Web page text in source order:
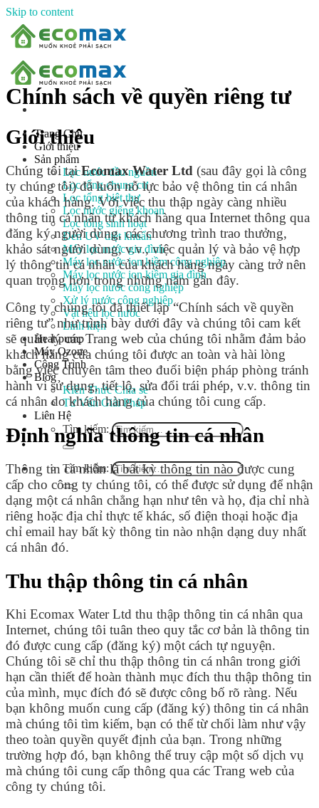
Skip to content
Trang Chủ
Giới thiệu
Sản phẩm
Lọc nước đầu nguồn
Lọc tổng chung cư
Lọc tổng biệt thự
Lọc nước giếng khoan
Lọc tổng sinh hoạt
Đèn UV diệt khuẩn
Máy lọc nước gia đình
Máy lọc nước ion kiềm công nghiệp
Máy lọc nước ion kiềm gia đình
Máy lọc nước công nghiệp
Xử lý nước công nghiệp
Vật liệu lọc nước
Linh kiện
Heat pump
Máy Ozone
Công Trình
Blog
Kiến Thức Chia sẻ
Tư Vấn Giải Pháp
Liên Hệ
Tìm kiếm:
Tìm kiếm:
Chính sách về quyền riêng tư
Giới thiệu
Chúng tôi tạiEcomax Water Ltd (sau đây gọi là công
ty chúng tôi) đã luôn nỗ lực bảo vệ thông tin cá nhân
của khách hàng. Với việc thu thập ngày càng nhiều
thông tin cá nhân từ khách hàng qua Internet thông qua
đăng ký người dùng, các chương trình trao thưởng,
khảo sát người dùng, v.v., việc quản lý và bảo vệ hợp
lý thông tin cá nhân của khách hàng ngày càng trở nên
quan trọng hơn trong những năm gần đây.
Công ty chúng tôi đã thiết lập “Chính sách về quyền
riêng tư” như trình bày dưới đây và chúng tôi cam kết
sẽ quản lý các Trang web của chúng tôi nhằm đảm bảo
khách hàng của chúng tôi được an toàn và hài lòng
bằng việc chuyên tâm theo đuổi biện pháp phòng tránh
hành vi sử dụng, tiết lộ, sửa đổi trái phép, v.v. thông tin
cá nhân do khách hàng của chúng tôi cung cấp.
Định nghĩa thông tin cá nhân
Thông tin cá nhân là bất kỳ thông tin nào được cung
cấp cho công ty chúng tôi, có thể được sử dụng để nhận
dạng một cá nhân chẳng hạn như tên và họ, địa chỉ nhà
riêng hoặc địa chỉ thực tế khác, số điện thoại hoặc địa
chỉ email hay bất kỳ thông tin nào nhận dạng duy nhất
cá nhân đó.
Thu thập thông tin cá nhân
Khi Ecomax Water Ltd thu thập thông tin cá nhân qua
Internet, chúng tôi tuân theo quy tắc cơ bản là thông tin
đó được cung cấp (đăng ký) một cách tự nguyện.
Chúng tôi sẽ chỉ thu thập thông tin cá nhân trong giới
hạn cần thiết để hoàn thành mục đích thu thập thông tin
của mình, mục đích đó sẽ được công bố rõ ràng. Nếu
bạn không muốn cung cấp (đăng ký) thông tin cá nhân
mà chúng tôi tìm kiếm, bạn có thể từ chối làm như vậy
theo toàn quyền quyết định của bạn. Trong những
trường hợp đó, bạn không thể truy cập một số dịch vụ
mà chúng tôi cung cấp thông qua các Trang web của
công ty chúng tôi.